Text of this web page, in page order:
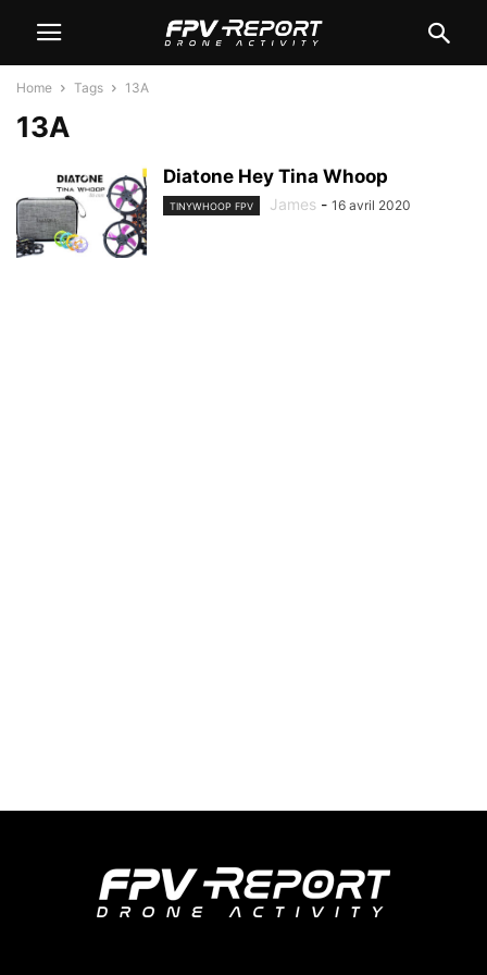
Home Tags 13A
13A
Diatone Hey Tina Whoop
TINYWHOOP FPV James - 16 avril 2020